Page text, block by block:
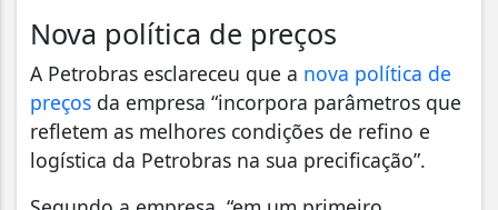
Nova política de preços
A Petrobras esclareceu que a nova política de
preços da empresa “incorpora parâmetros que
refletem as melhores condições de refino e
logística da Petrobras na sua precificação”.